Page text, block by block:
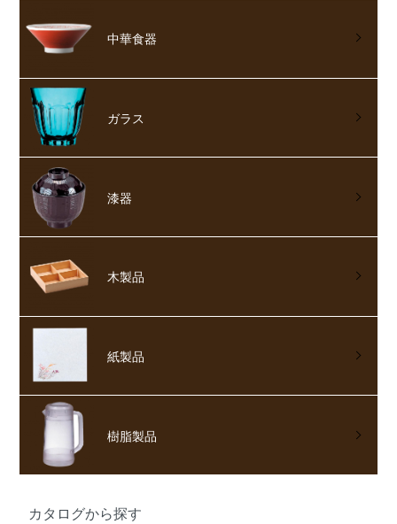
中華食器
ガラス
漆器
木製品
紙製品
樹脂製品
カタログから探す